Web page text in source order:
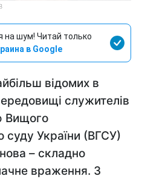
на шум! Читай только
в Google
відомих в
служителів
Вищого
суду України (ВГСУ)
– складно
враження. З